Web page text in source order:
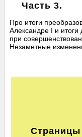
Часть 3.
Про итоги
Александре I и
при
Незаметные
Страницы